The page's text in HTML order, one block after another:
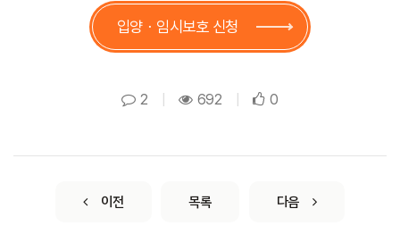
입양ㆍ임시보호 신청
2 692 0
이전 목록 다음